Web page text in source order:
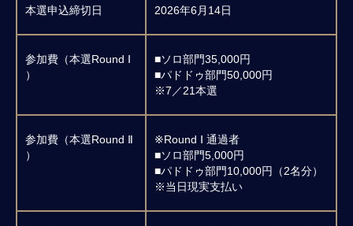
本選申込締切日 2026年6月14日
参加費（本選Round Ⅰ
）
■ソロ部門35,000円
■パドドゥ部門50,000円
※7／21本選
参加費（本選Round Ⅱ
）
※Round Ⅰ 通過者
■ソロ部門5,000円
■パドドゥ部門10,000円（2名分）
※当日現実支払い